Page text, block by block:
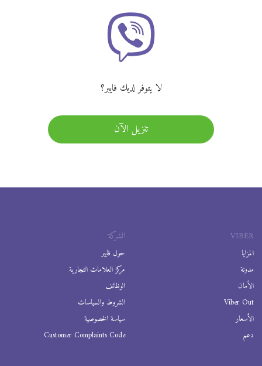
لا يتوفر لديك فايبر؟
تنزيل الآن
VIBER
المزايا
مدونة
الأمان
Viber Out
الأسعار
دعم
الشركة
حول فايبر
مركز العلامات التجارية
الوظائف
الشروط والسياسات
سياسة الخصوصية
Customer Complaints Code